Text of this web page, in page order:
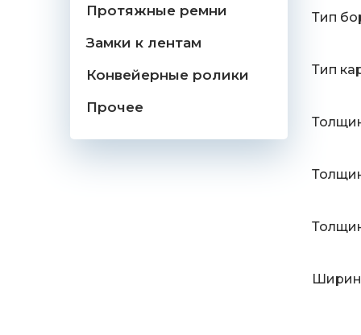
Протяжные ремни
Замки к лентам
Конвейерные ролики
Прочее
Тип
Тип